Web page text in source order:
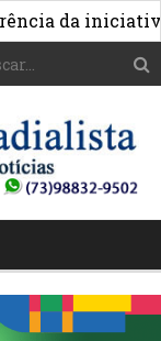
da iniciativa